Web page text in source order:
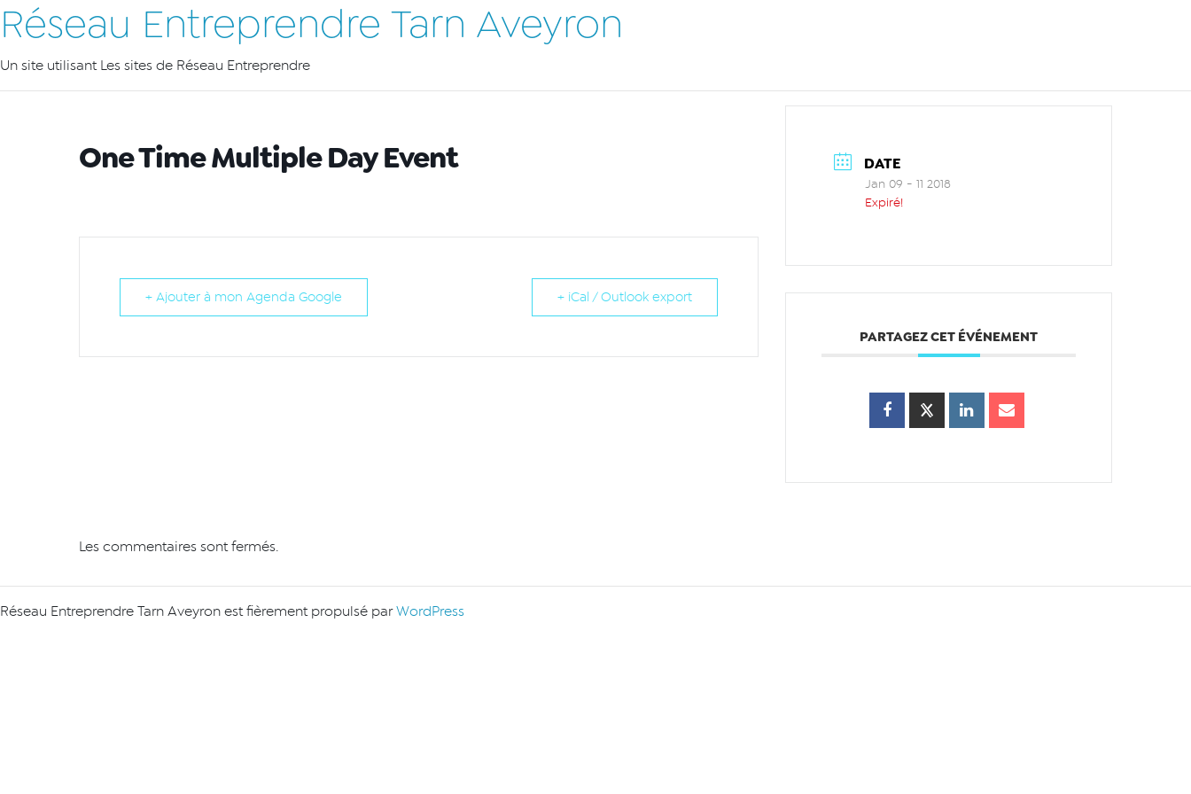
Réseau Entreprendre Tarn Aveyron
Un site utilisant Les sites de Réseau Entreprendre
One Time Multiple Day Event
+ Ajouter à mon Agenda Google + iCal / Outlook export
DATE
Jan 09 - 11 2018
Expiré!
PARTAGEZ CET ÉVÉNEMENT
Les commentaires sont fermés.
Réseau Entreprendre Tarn Aveyron est fièrement propulsé parWordPress